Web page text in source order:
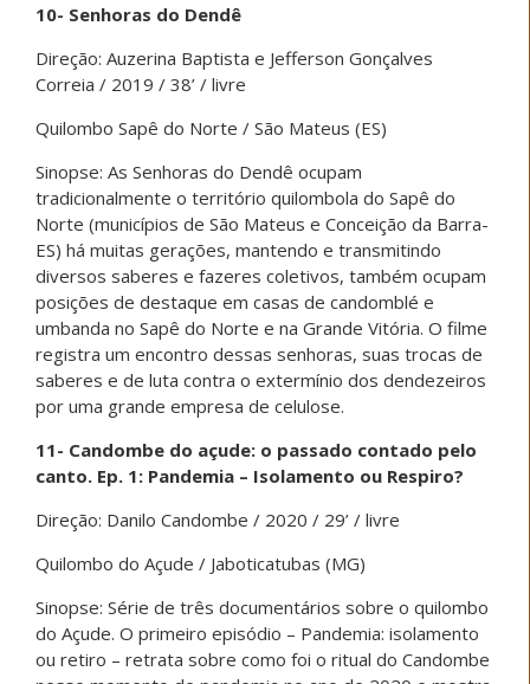
10- Senhoras do Dendê
Direção: Auzerina Baptista e Jefferson Gonçalves
Correia / 2019 / 38’ / livre
Quilombo Sapê do Norte / São Mateus (ES)
Sinopse: As Senhoras do Dendê ocupam
tradicionalmente o território quilombola do Sapê do
Norte (municípios de São Mateus e Conceição da Barra-
ES) há muitas gerações, mantendo e transmitindo
diversos saberes e fazeres coletivos, também ocupam
posições de destaque em casas de candomblé e
umbanda no Sapê do Norte e na Grande Vitória. O filme
registra um encontro dessas senhoras, suas trocas de
saberes e de luta contra o extermínio dos dendezeiros
por uma grande empresa de celulose.
11- Candombe do açude: o passado contado pelo
canto. Ep. 1: Pandemia – Isolamento ou Respiro?
Direção: Danilo Candombe / 2020 / 29’ / livre
Quilombo do Açude / Jaboticatubas (MG)
Sinopse: Série de três documentários sobre o quilombo
do Açude. O primeiro episódio – Pandemia: isolamento
ou retiro – retrata sobre como foi o ritual do Candombe